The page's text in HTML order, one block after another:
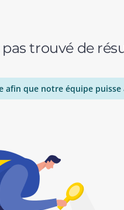
pas trouvé de
afin que notre équipe